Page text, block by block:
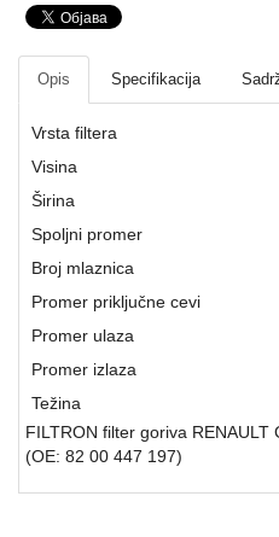
Opis Specifikacija
Vrsta filtera
Visina
Širina
Spoljni promer
Broj mlaznica
Promer priključne cevi
Promer ulaza
Promer izlaza
Težina
FILTRON filter goriva
(OE: 82 00 447 197)